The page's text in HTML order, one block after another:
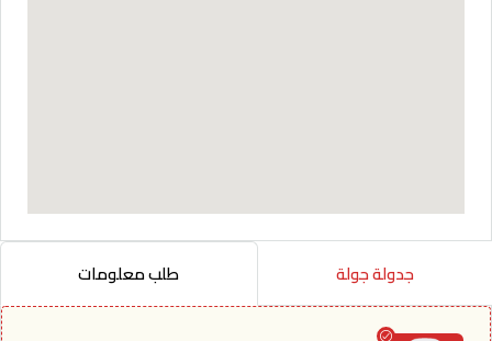
جدولة جولة طلب معلومات